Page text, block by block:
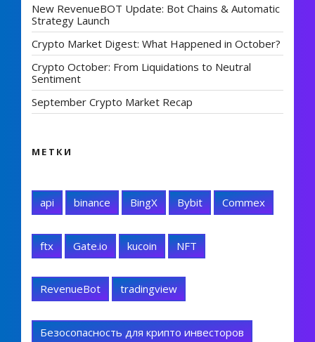
New RevenueBOT Update: Bot Chains & Automatic
Strategy Launch
Crypto Market Digest: What Happened in October?
Crypto October: From Liquidations to Neutral
Sentiment
September Crypto Market Recap
МЕТКИ
api binance BingX Bybit Commex
ftx Gate.io kucoin NFT
RevenueBot tradingview
Безосопасность для крипто инвесторов